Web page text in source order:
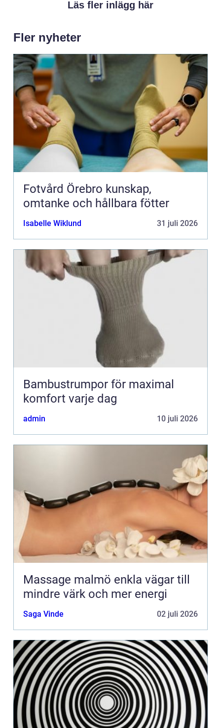
Läs fler inlägg här
Fler nyheter
Fotvård Örebro kunskap,
omtanke och hållbara fötter
Isabelle Wiklund 31 juli 2026
Bambustrumpor för maximal
komfort varje dag
admin 10 juli 2026
Massage malmö enkla vägar till
mindre värk och mer energi
Saga Vinde 02 juli 2026